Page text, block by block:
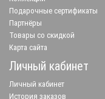
Подарочные сертификаты
Партнёры
Товары со скидкой
Карта сайта
Личный кабинет
Личный кабинет
История заказов